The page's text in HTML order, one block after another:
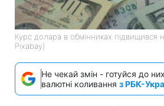
Курс долара в обмінниках підвищився
Pixabay)
Не чекай змін - готуйся до
валютні коливання з РБК-